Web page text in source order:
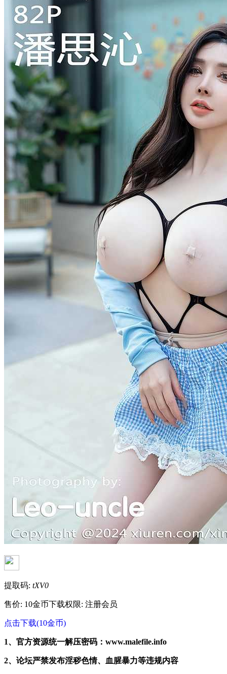
提取码: tXV0
售价: 10金币下载权限: 注册会员
点击下载(10金币)
1、官方资源统一解压密码：www.malefile.info
2、论坛严禁发布淫秽色情、血腥暴力等违规内容